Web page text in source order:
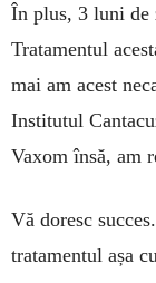
În plus, 3 luni de
Tratamentul
mai am acest
Institutul
Vaxom însă, am
Vă doresc
tratamentul așa